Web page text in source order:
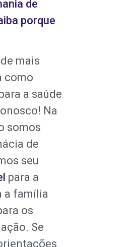
de
porque
mais
como
a saúde
Na
somos
de
seu
para a
a família
os
Se